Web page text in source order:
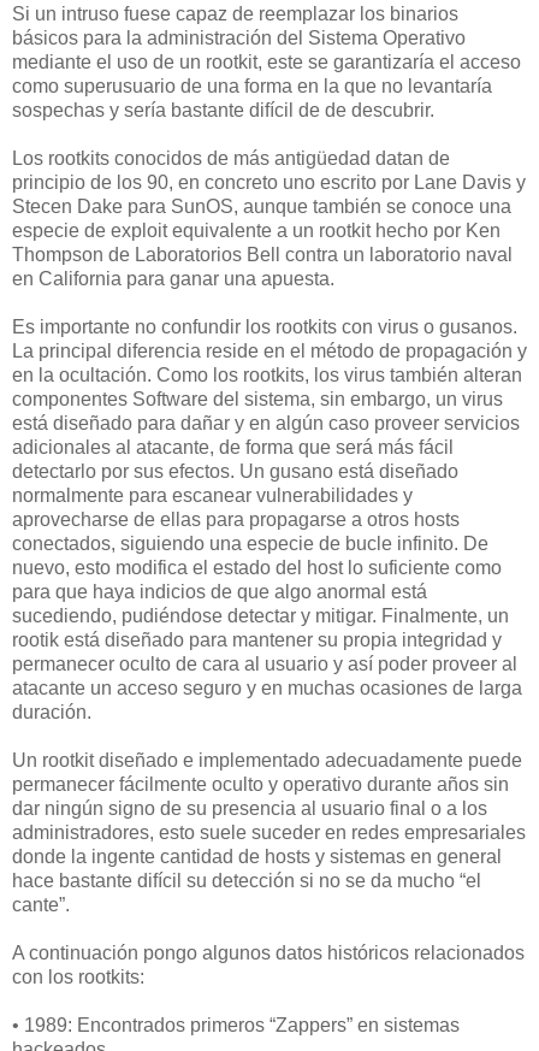
Si un intruso fuese capaz de reemplazar los binarios
básicos para la administración del Sistema Operativo
mediante el uso de un rootkit, este se garantizaría el acceso
como superusuario de una forma en la que no levantaría
sospechas y sería bastante difícil de de descubrir.
Los rootkits conocidos de más antigüedad datan de
principio de los 90, en concreto uno escrito por Lane Davis y
Stecen Dake para SunOS, aunque también se conoce una
especie de exploit equivalente a un rootkit hecho por Ken
Thompson de Laboratorios Bell contra un laboratorio naval
en California para ganar una apuesta.
Es importante no confundir los rootkits con virus o gusanos.
La principal diferencia reside en el método de propagación y
en la ocultación. Como los rootkits, los virus también alteran
componentes Software del sistema, sin embargo, un virus
está diseñado para dañar y en algún caso proveer servicios
adicionales al atacante, de forma que será más fácil
detectarlo por sus efectos. Un gusano está diseñado
normalmente para escanear vulnerabilidades y
aprovecharse de ellas para propagarse a otros hosts
conectados, siguiendo una especie de bucle infinito. De
nuevo, esto modifica el estado del host lo suficiente como
para que haya indicios de que algo anormal está
sucediendo, pudiéndose detectar y mitigar. Finalmente, un
rootik está diseñado para mantener su propia integridad y
permanecer oculto de cara al usuario y así poder proveer al
atacante un acceso seguro y en muchas ocasiones de larga
duración.
Un rootkit diseñado e implementado adecuadamente puede
permanecer fácilmente oculto y operativo durante años sin
dar ningún signo de su presencia al usuario final o a los
administradores, esto suele suceder en redes empresariales
donde la ingente cantidad de hosts y sistemas en general
hace bastante difícil su detección si no se da mucho “el
cante”.
A continuación pongo algunos datos históricos relacionados
con los rootkits:
• 1989: Encontrados primeros “Zappers” en sistemas